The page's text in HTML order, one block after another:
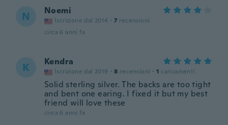
N Noemi
Iscrizione dal 2014 · 7 recensioni
circa 6 anni fa
K Kendra
Iscrizione dal 2019 · 8 recensioni · 1 caricamenti
Solid sterling silver. The backs are too tight
and bent one earing. I fixed it but my best
friend will love these
circa 6 anni fa